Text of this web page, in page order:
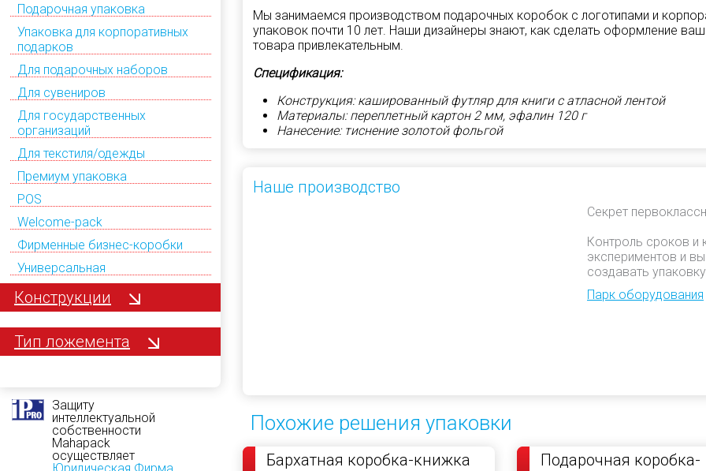
Подарочная упаковка
Упаковка для корпоративных
подарков
Для подарочных наборов
Для сувениров
Для государственных
организаций
Для текстиля/одежды
Премиум упаковка
POS
Welcome-pack
Фирменные бизнес-коробки
Универсальная
Конструкции
Тип ложемента
Защиту
интеллектуальной
собственности
Mahapack
осуществляет
Мы занимаемся производством подарочных коробок с логотипами и
упаковок почти 10 лет. Наши дизайнеры знают, как сделать оформление
товара привлекательным.
Спецификация:
Конструкция: кашированный футляр для книги с атласной лентой
Материалы: переплетный картон 2 мм, эфалин 120 г
Нанесение: тиснение золотой фольгой
Наше производство
Секрет
Контроль сроков и
экспериментов и
создавать
Парк оборудования
Похожие решения упаковки
Бархатная коробка-книжка
Подарочная коробка-